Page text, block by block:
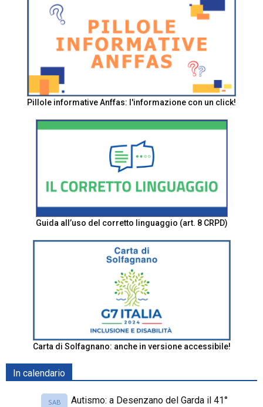
Pillole informative Anffas: l'informazione con un click!
Guida all’uso del corretto linguaggio (art. 8 CRPD)
Carta di Solfagnano: anche in versione accessibile!
In calendario
SAB
Autismo: a Desenzano del Garda il 41°